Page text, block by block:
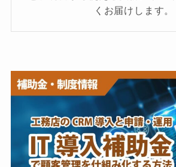
くお届けします。